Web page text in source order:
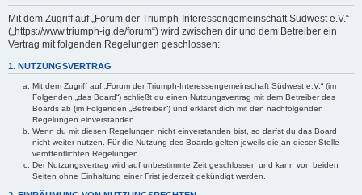
Mit dem Zugriff auf „Forum der Triumph-Interessengemeinschaft Südwest e.V.“
(„https://www.triumph-ig.de/forum“) wird zwischen dir und dem Betreiber ein
Vertrag mit folgenden Regelungen geschlossen:
1. NUTZUNGSVERTRAG
Mit dem Zugriff auf „Forum der Triumph-Interessengemeinschaft Südwest e.V.“ (im
Folgenden „das Board“) schließt du einen Nutzungsvertrag mit dem Betreiber des
Boards ab (im Folgenden „Betreiber“) und erklärst dich mit den nachfolgenden
Regelungen einverstanden.
Wenn du mit diesen Regelungen nicht einverstanden bist, so darfst du das Board
nicht weiter nutzen. Für die Nutzung des Boards gelten jeweils die an dieser Stelle
veröffentlichten Regelungen.
Der Nutzungsvertrag wird auf unbestimmte Zeit geschlossen und kann von beiden
Seiten ohne Einhaltung einer Frist jederzeit gekündigt werden.